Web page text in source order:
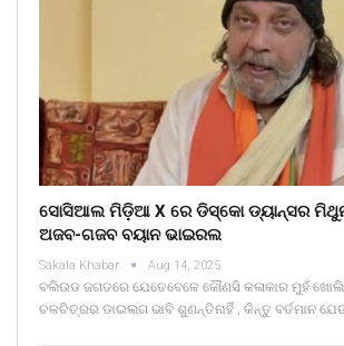
ସୋସିଆଲ ମିଡ଼ିଆ X ରେ ଡିସ୍କୋ ଡ୍ୟାନ୍ସର ମିଥୁନ
ଅଜବ-ଗଜବ ବୟାନ ଭାଇରଲ
Sakala Khabar Aug 14, 2025
ବଲିଉଡ ଜଗତରେ ଯେତେବେଳେ କୌଣସି କଳାକାର ମୁହଁ
ଚଳଚିତ୍ରର ଡାଇଲଗ ଭାବି ଶୁଣନ୍ତିନାହିଁ , କିନ୍ତୁ ବର୍ତମାନ